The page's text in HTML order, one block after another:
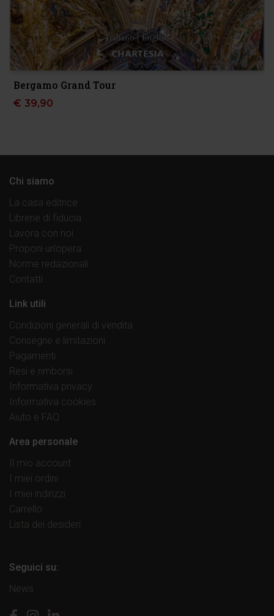
Bergamo Grand Tour
€ 39,90
Chi siamo
La casa editrice
Librerie di fiducia
Lavora con noi
Proponi un’opera
Norme redazionali
Contatti
Link utili
Condizioni generali di vendita
Consegne e limitazioni
Pagamenti
Resi e rimborsi
Informativa privacy
Informativa cookies
Aiuto e FAQ
Area personale
Il mio account
I miei ordini
I miei indirizzi
Carrello
Lista dei desideri
Seguici su:
News